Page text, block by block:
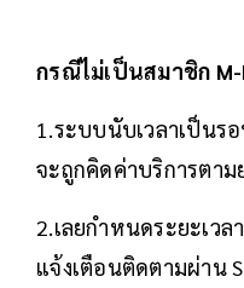
กรณีไม่เป็นสมาชิก M-
1.ระบบนับเวลาเป็นร
จะถูกคิดค่าบริการตาม
2.เลยกำหนดระยะเว
แจ้งเตือนติดตามผ่าน